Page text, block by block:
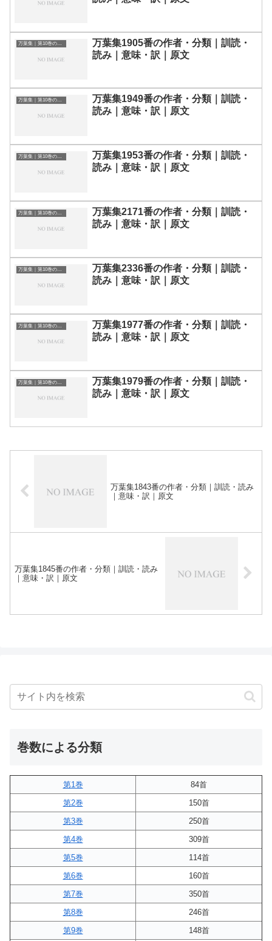
万葉集｜第10巻の和歌一覧
万葉集1905番の作者・分類｜訓読・
読み｜意味・訳｜原文
万葉集｜第10巻の和歌一覧
万葉集1949番の作者・分類｜訓読・
読み｜意味・訳｜原文
万葉集｜第10巻の和歌一覧
万葉集1953番の作者・分類｜訓読・
読み｜意味・訳｜原文
万葉集｜第10巻の和歌一覧
万葉集2171番の作者・分類｜訓読・
読み｜意味・訳｜原文
万葉集｜第10巻の和歌一覧
万葉集2336番の作者・分類｜訓読・
読み｜意味・訳｜原文
万葉集｜第10巻の和歌一覧
万葉集1977番の作者・分類｜訓読・
読み｜意味・訳｜原文
万葉集｜第10巻の和歌一覧
万葉集1979番の作者・分類｜訓読・
読み｜意味・訳｜原文
万葉集1843番の作者・分類｜訓読・読み
｜意味・訳｜原文
万葉集1845番の作者・分類｜訓読・読み
｜意味・訳｜原文
巻数による分類
第1巻
84首
第2巻
150首
第3巻
250首
第4巻
309首
第5巻
114首
第6巻
160首
第7巻
350首
第8巻
246首
第9巻
148首